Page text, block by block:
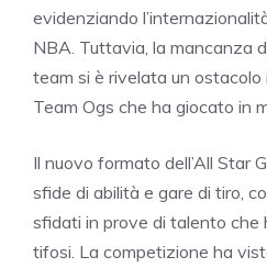
evidenziando
NBA. Tuttavia, la mancanza
team si è rivelata un
Team Ogs che ha giocato in
Il nuovo formato dell’All Star
sfide di abilità e gare di tiro,
sfidati in prove di talento che
tifosi. La competizione ha